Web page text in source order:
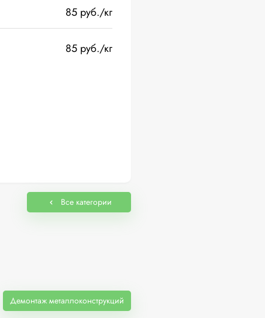
85 руб./кг
85 руб./кг
Все категории
Демонтаж металлоконструкций